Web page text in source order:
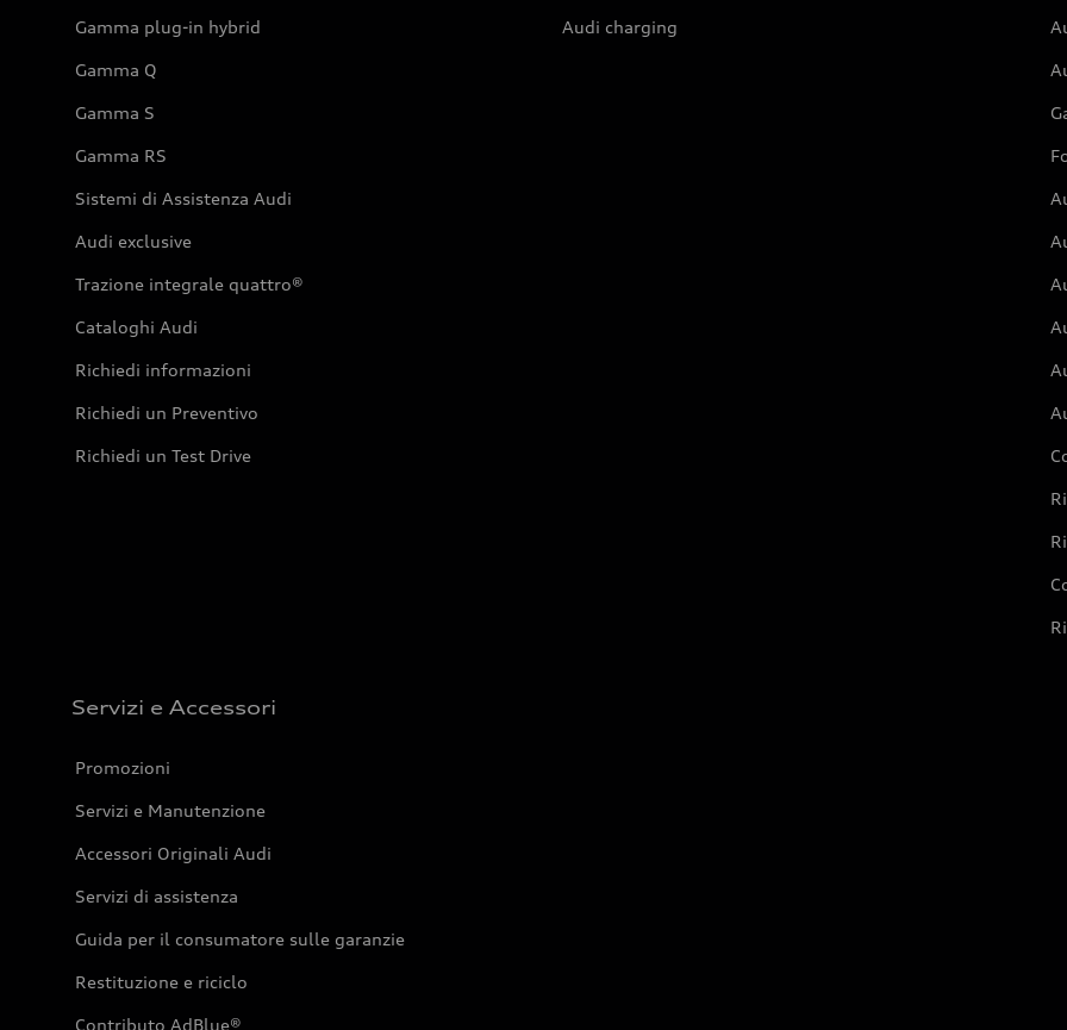
Gamma plug-in hybrid
Gamma Q
Gamma S
Gamma RS
Sistemi di Assistenza Audi
Audi exclusive
Trazione integrale quattro®
Cataloghi Audi
Richiedi informazioni
Richiedi un Preventivo
Richiedi un Test Drive
Audi charging
Servizi e Accessori
Promozioni
Servizi e Manutenzione
Accessori Originali Audi
Servizi di assistenza
Guida per il consumatore sulle garanzie
Restituzione e riciclo
Contributo AdBlue®